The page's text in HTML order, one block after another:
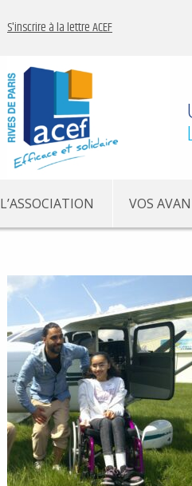
S'inscrire à la lettre ACEF
L’ASSOCIATION VOS